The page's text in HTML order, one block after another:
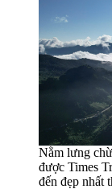
Nằm lưng
được Times
đến đẹp nhất